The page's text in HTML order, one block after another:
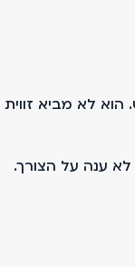
לא מביא
ענה על הצורך.